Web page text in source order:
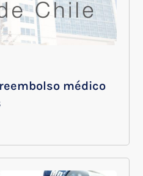
médico